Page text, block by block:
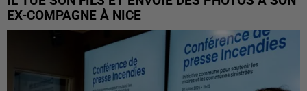
EX-COMPAGNE À NICE